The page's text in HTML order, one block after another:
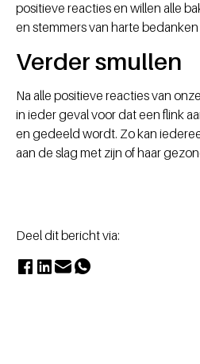
positieve reacties en willen alle
en stemmers van harte
Verder smullen
Na alle positieve reacties van
in ieder geval voor dat een flink
en gedeeld wordt. Zo kan
aan de slag met zijn of haar
Deel dit bericht via: